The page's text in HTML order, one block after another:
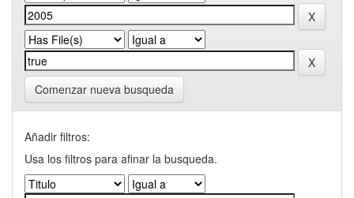
Comenzar nueva busqueda
Añadir filtros:
Usa los filtros para afinar la busqueda.